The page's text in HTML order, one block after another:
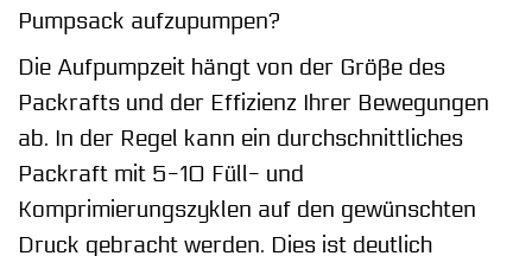
Pumpsack aufzupumpen?
Die Aufpumpzeit hängt von der Größe des
Packrafts und der Effizienz Ihrer Bewegungen
ab. In der Regel kann ein durchschnittliches
Packraft mit 5-10 Füll- und
Komprimierungszyklen auf den gewünschten
Druck gebracht werden. Dies ist deutlich